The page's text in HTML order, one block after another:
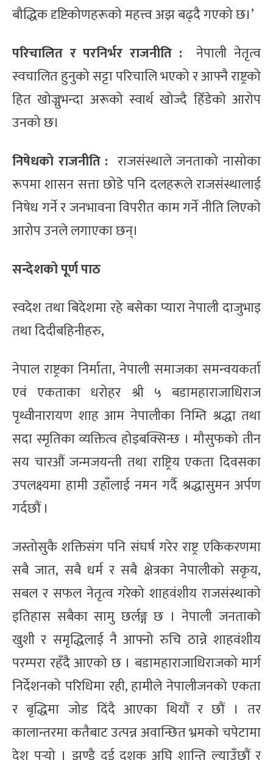
बौद्धिक दृष्टिकोणहरूको महत्त्व अझ बढ्दै गएको छ।’
परिचालित र परनिर्भर राजनीति :नेपाली नेतृत्व
स्वचालित हुनुको सट्टा परिचालि भएको र आफ्नै राष्ट्रको
हित खोज्नुभन्दा अरूको स्वार्थ खोज्दै हिँडेको आरोप
उनको छ।
निषेधको राजनीति : राजसंस्थाले जनताको नासोका
रूपमा शासन सत्ता छोडे पनि दलहरूले राजसंस्थालाई
निषेध गर्ने र जनभावना विपरीत काम गर्ने नीति लिएको
आरोप उनले लगाएका छन्।
सन्देशको पूर्ण पाठ
स्वदेश तथा बिदेशमा रहे बसेका प्यारा नेपाली दाजुभाइ
तथा दिदीबहिनीहरु,
नेपाल राष्ट्रका निर्माता, नेपाली समाजका समन्वयकर्ता
एवं एकताका धरोहर श्री ५ बडामहाराजाधिराज
पृथ्वीनारायण शाह आम नेपालीका निम्ति श्रद्धा तथा
सदा स्मृतिका व्यक्तित्व होइबक्सिन्छ । मौसुफको तीन
सय चारऔं जन्मजयन्ती तथा राष्ट्रिय एकता दिवसका
उपलक्ष्यमा हामी उहाँलाई नमन गर्दै श्रद्धासुमन अर्पण
गर्दछौं ।
जस्तोसुकै शक्तिसंग पनि संघर्ष गरेर राष्ट्र एकिकरणमा
सबै जात, सबै धर्म र सबै क्षेत्रका नेपालीको सकृय,
सबल र सफल नेतृत्व गरेको शाहवंशीय राजसंस्थाको
इतिहास सबैका सामु छर्लङ्ग छ । नेपाली जनताको
खुशी र समृद्धिलाई नै आफ्नो रुचि ठान्ने शाहवंशीय
परम्परा रहँदै आएको छ । बडामहाराजाधिराजको मार्ग
निर्देशनको परिधिमा रही, हामीले नेपालीजनको एकता
र बृद्धिमा जोड दिंदै आएका थियौं र छौं । तर
कालान्तरमा कतैबाट उत्पन्न अवान्छित भ्रमको चपेटामा